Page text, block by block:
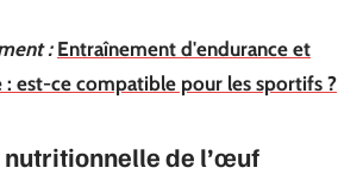
: Entraînement d'endurance et
: est-ce compatible pour les sportifs ?
de l’œuf